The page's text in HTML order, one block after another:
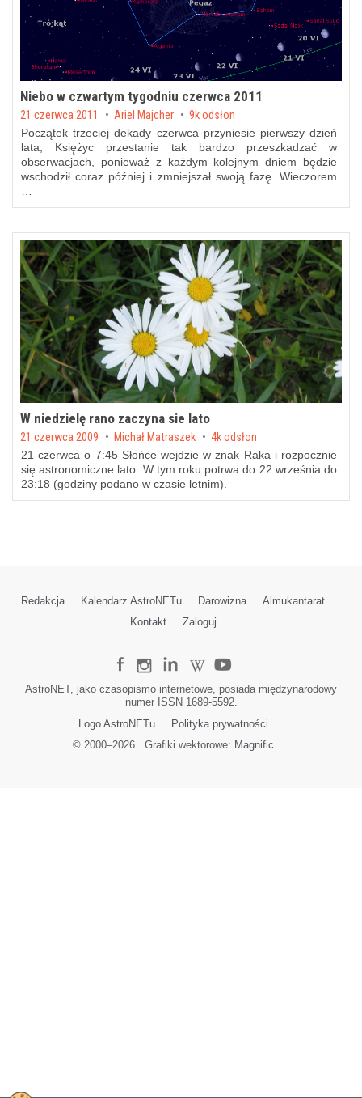
Niebo w czwartym tygodniu czerwca 2011
Posted on
21 czerwca 2011 by Ariel Majcher 9k odsłon
Początek trzeciej dekady czerwca przyniesie pierwszy dzień
lata , Księżyc przestanie tak bardzo przeszkadzać w
obserwacjach, ponieważ z każdym kolejnym dniem będzie
wschodził coraz później i zmniejszał swoją fazę. Wieczorem
W niedzielę rano zaczyna sie lato
Posted on
21 czerwca 2009 by Michał Matraszek 4k odsłon
21 czerwca o 7:45 Słońce wejdzie w znak Raka i rozpocznie
się astronomiczne lato. W tym roku potrwa do 22 września do
23:18 (godziny podano w czasie letnim).
Redakcja Kalendarz AstroNETu Darowizna
Almukantarat
Kontakt
Zaloguj
AstroNET, jako czasopismo internetowe, posiada międzynarodowy
numer ISSN 1689-5592.
Logo AstroNETu
Polityka prywatności
© 2000–2026Grafiki wektorowe: Magnific